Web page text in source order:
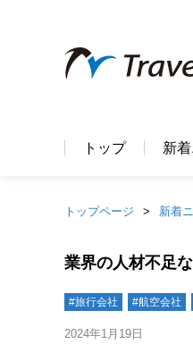
トップ 新
トップページ 新着
業界の人材不足
#旅行会社 #航空会社
2024年1月19日